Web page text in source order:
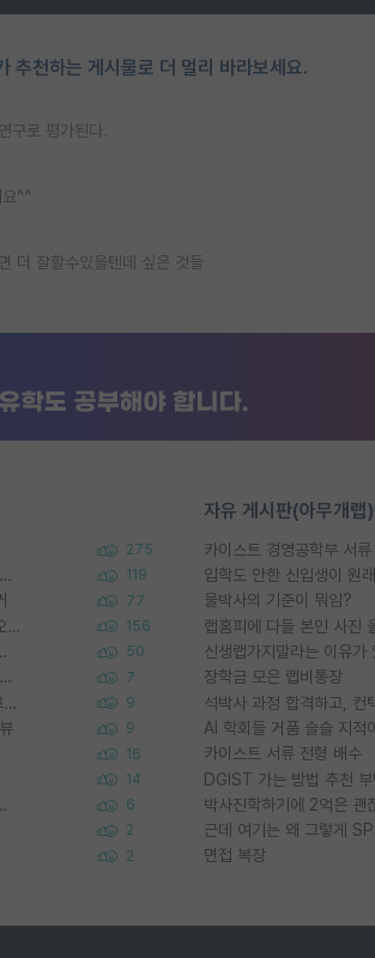
추천하는 게시물로 더 멀리 바라보세요.
구로 평가된다.
^^
더 잘할수있을텐데 싶은 것들
275
대학원생들 교수에게 가스라이팅 당한 것은 이해가 갑니다. 안타깝네요. 119
77
석사입학예정생 분들! 제발 어느 정도 각오는 하고 오세요. 156
아웃풋에 대한 반박) 50
왜 후배가 못하는걸 교수님은 내 책임으로 돌리는걸까요? 7
SSH 박사과정을 그만두고 지방대 박사로 옮기면 교수의 꿈은 끝일까요? 9
9
16
14
을 올리는건 비추이긴함 6
2
2
자유 게시판(아무개랩
카이스트 경영공학부 서류
입학도 안한 신입생이 원
물박사의 기준이 뭐임?
랩홈피에 다들 본인 사진
신생랩가지말라는 이유가
장학금 모은 랩비통장
AI 학회들 거품 슬슬 지적
카이스트 서류 전형 배수
DGIST 가는 방법 추천 부
근데 여기는 왜 그렇게
면접 복장